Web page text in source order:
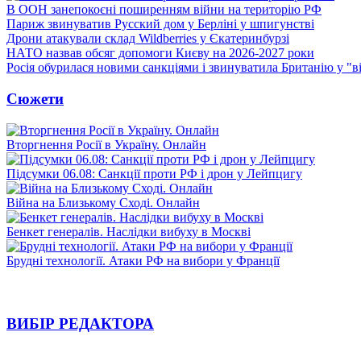
В ООН занепокоєні поширенням війни на територію РФ
Париж звинуватив Русский дом у Берліні у шпигунстві
Дрони атакували склад Wildberries у Єкатеринбурзі
НАТО назвав обсяг допомоги Києву на 2026-2027 роки
Росія обурилася новими санкціями і звинуватила Британію у
Сюжети
Вторгнення Росії в Україну. Онлайн
Підсумки 06.08: Санкції проти РФ і дрон у Лейпцигу
Війна на Близькому Сході. Онлайн
Бенкет генералів. Наслідки вибуху в Москві
Брудні технології. Атаки РФ на вибори у Франції
ВИБІР РЕДАКТОРА